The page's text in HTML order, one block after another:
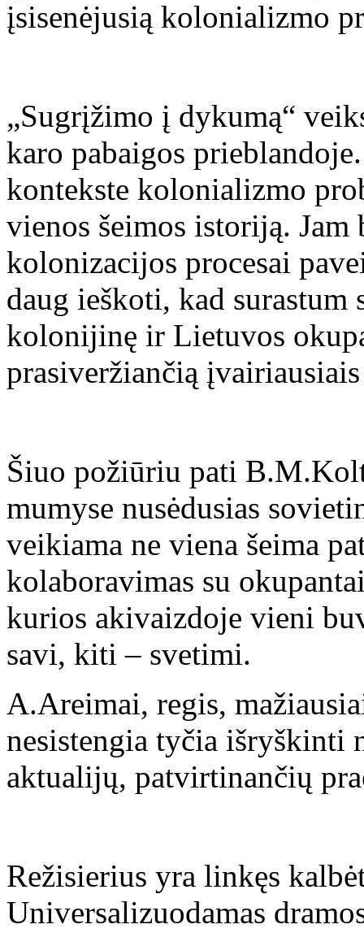
įsisenėjusią kolonializmo
„Sugrįžimo į dykumą“
karo pabaigos
kontekste kolonializmo
vienos šeimos istoriją.
kolonizacijos procesai
daug ieškoti, kad surastum
kolonijinę ir Lietuvos
prasiveržiančią
Šiuo požiūriu pati
mumyse nusėdusias
veikiama ne viena šeima
kolaboravimas su
kurios akivaizdoje vieni
savi, kiti – svetimi.
A.Areimai, regis,
nesistengia tyčia
aktualijų, patvirtinančių
Režisierius yra linkęs
Universalizuodamas